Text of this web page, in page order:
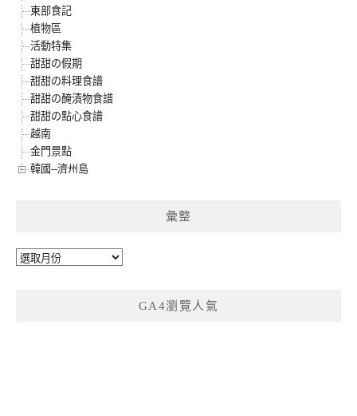
東部食記
植物區
活動特集
甜甜の假期
甜甜の料理食譜
甜甜の醃漬物食譜
甜甜の點心食譜
越南
金門景點
韓國--濟州島
彙整
彙
GA4瀏覽人氣